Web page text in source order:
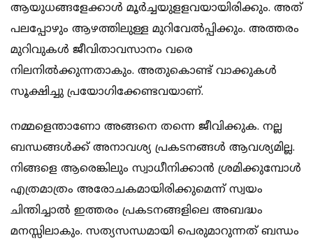
ആയുധങ്ങളേക്കാൾ മൂർച്ചയുളളവയായിരിക്കും. അത്
പലപ്പോഴും ആഴത്തിലുള്ള മുറിവേൽപ്പിക്കും. അത്തരം
മുറിവുകൾ ജീവിതാവസാനം വരെ
നിലനിൽക്കുന്നതാകും. അതുകൊണ്ട് വാക്കുകൾ
സൂക്ഷിച്ചു പ്രയോഗിക്കേണ്ടവയാണ്.
നമ്മളെന്താണോ അങ്ങനെ തന്നെ ജീവിക്കുക. നല്ല
ബന്ധങ്ങൾക്ക് അനാവശ്യ പ്രകടനങ്ങൾ ആവശ്യമില്ല.
നിങ്ങളെ ആരെങ്കിലും സ്വാധീനിക്കാൻ ശ്രമിക്കുമ്പോള്‍
എത്രമാത്രം അരോചകമായിരിക്കുമെന്ന് സ്വയം
ചിന്തിച്ചാൽ ഇത്തരം പ്രകടനങ്ങളിലെ അബദ്ധം
മനസ്സിലാകും. സത്യസന്ധമായി പെരുമാറുന്നത് ബന്ധം